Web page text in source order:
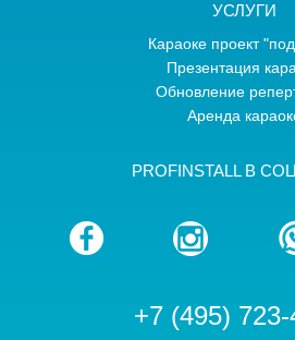
УСЛУГИ
Караоке проект
Презентация
Обновление
Аренда
PROFINSTALL В
+7 (495)